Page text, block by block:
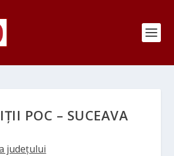
POC – SUCEAVA
județului